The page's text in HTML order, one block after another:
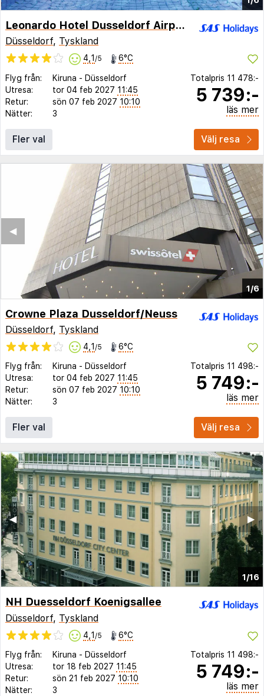
Leonardo Hotel Dusseldorf Airport - Ratingen
Düsseldorf, Tyskland
4,1 /5 6°C
Flyg från: Kiruna - Düsseldorf
Utresa:
tor 04 feb 2027 11:45
Retur:
sön 07 feb 2027 10:10
Nätter:
3
Totalpris 11 478:-
5 739:-
läs mer
Fler val Välj resa
1/6
▶︎
◀︎
Crowne Plaza Dusseldorf/Neuss
Düsseldorf, Tyskland
4,1 /5 6°C
Flyg från: Kiruna - Düsseldorf
Utresa:
tor 04 feb 2027 11:45
Retur:
sön 07 feb 2027 10:10
Nätter:
3
Totalpris 11 498:-
5 749:-
läs mer
Fler val Välj resa
1/16
▶︎
◀︎
NH Duesseldorf Koenigsallee
Düsseldorf, Tyskland
4,1 /5 6°C
Flyg från: Kiruna - Düsseldorf
Utresa:
tor 18 feb 2027 11:45
Retur:
sön 21 feb 2027 10:10
Nätter:
3
Totalpris 11 498:-
5 749:-
läs mer